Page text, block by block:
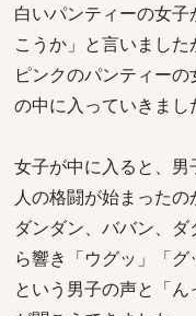
白いパンティーの女
こうか」と言いました
ピンクのパンティー
の中に入っていきまし
女子が中に入ると、男
人の格闘が始まったの
ダンダン、ババン、
ら響き「ウグッ」「グ
という男子の声と「